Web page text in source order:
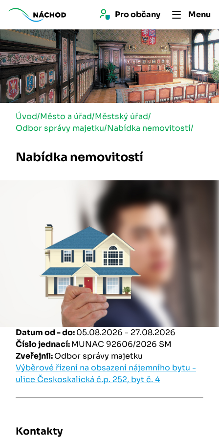
Pro občany Menu
Úvod/Město a úřad/Městský úřad/
Odbor správy majetku/Nabídka nemovitostí/
Nabídka nemovitostí
Datum od - do:05.08.2026 - 27.08.2026
Číslo jednací:MUNAC 92606/2026 SM
Zveřejnil:Odbor správy majetku
Výběrové řízení na obsazení nájemního bytu -
ulice Českoskalická č.p. 252, byt č. 4
Kontakty